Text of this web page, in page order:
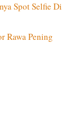
Spot Selfie Di
Rawa Pening